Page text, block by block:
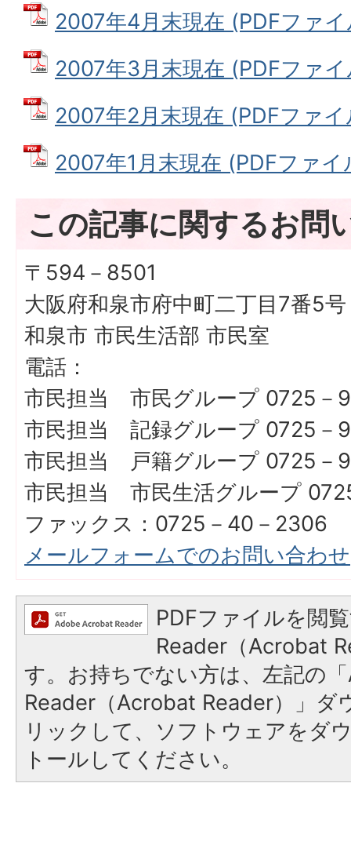
2007年4月末現在 (PDFファ
2007年3月末現在 (PDFファ
2007年2月末現在 (PDFファ
2007年1月末現在 (PDFファ
この記事に関するお問
〒594－8501
大阪府和泉市府中町二丁目7番5号
和泉市 市民生活部 市民室
電話：
市民担当 市民グループ 0725－
市民担当 記録グループ 0725－
市民担当 戸籍グループ 0725－
市民担当 市民生活グループ
ファックス：0725－40－2306
メールフォームでのお問い合わせ
PDFファイルを閲
Reader（Acrobat
す。お持ちでない方は、左記の
Reader（Acrobat Reader）」ダ
リックして、ソフトウェアをダ
トールしてください。